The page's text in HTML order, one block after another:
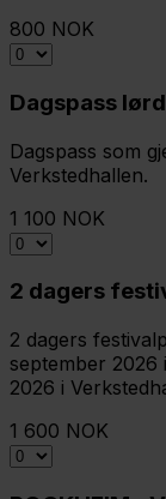
800 NOK
Dagspass
Dagspass som
Verkstedhallen.
1 100 NOK
2 dagers
2 dagers
september 2026
2026 i
1 600 NOK